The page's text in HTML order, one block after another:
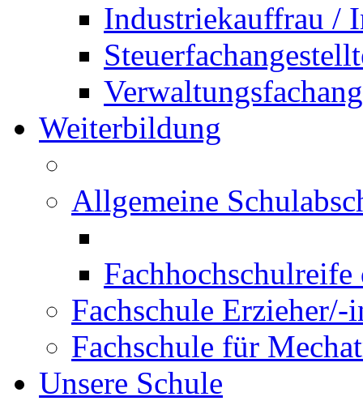
Industriekauffrau /
Weiterbildung
Allgemeine
Fachschule Erzieher/-
Fachschule für
Unsere Schule